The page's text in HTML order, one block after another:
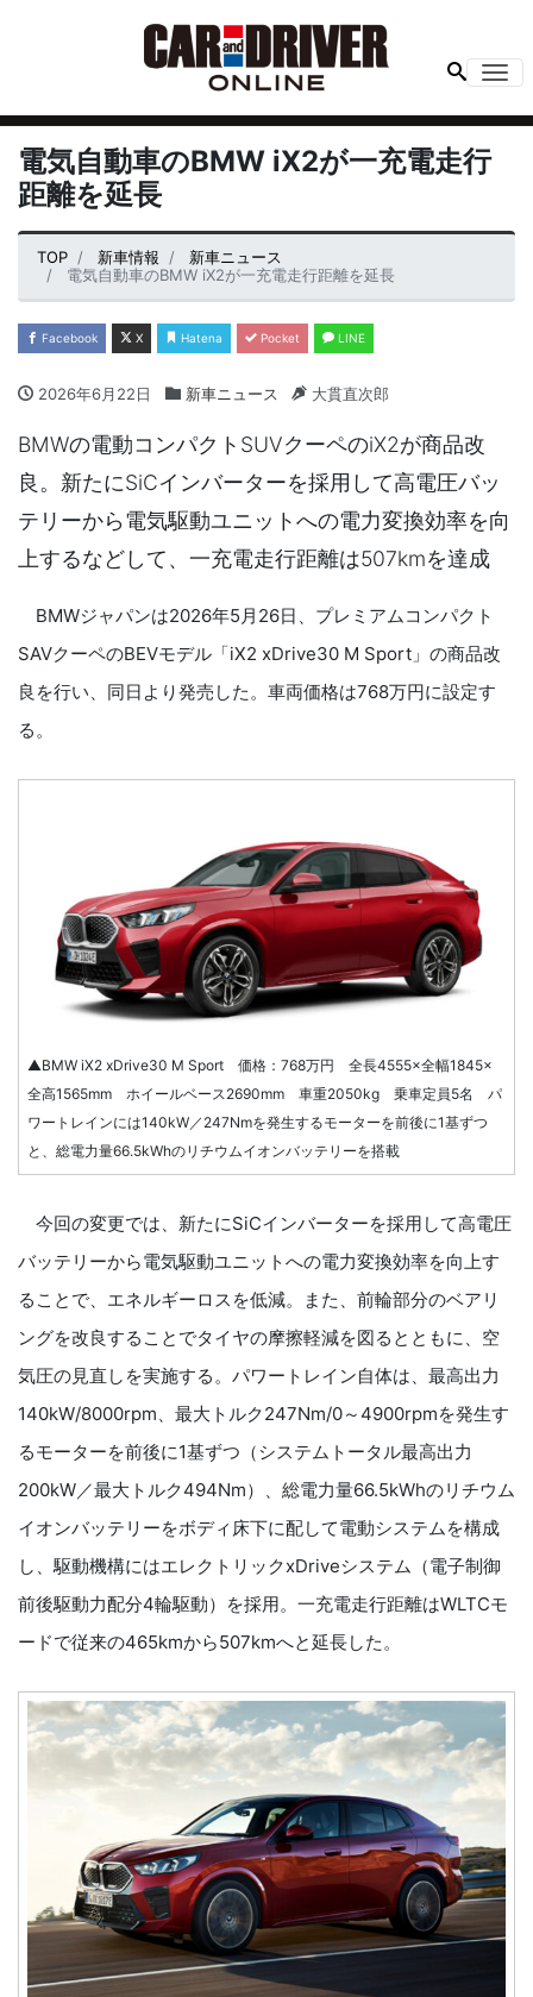
電気自動車のBMW iX2が一充電走行
距離を延長
TOP 新車情報
新車ニュース
電気自動車のBMW iX2が一充電走行距離を延長
Facebook X Hatena Pocket LINE
2026年6月22日 新車ニュース 大貫直次郎
BMWの電動コンパクトSUVクーペのiX2が商品改
良。新たにSiCインバーターを採用して高電圧バッ
テリーから電気駆動ユニットへの電力変換効率を向
上するなどして、一充電走行距離は507kmを達成
BMWジャパンは2026年5月26日、プレミアムコンパクト
SAVクーペのBEVモデル「iX2 xDrive30 M Sport」の商品改
良を行い、同日より発売した。車両価格は768万円に設定す
る。
▲BMW iX2 xDrive30 M Sport 価格：768万円 全長4555×全幅1845×
全高1565mm ホイールベース2690mm 車重2050kg 乗車定員5名 パ
ワートレインには140kW／247Nmを発生するモーターを前後に1基ずつ
と、総電力量66.5kWhのリチウムイオンバッテリーを搭載
今回の変更では、新たにSiCインバーターを採用して高電圧
バッテリーから電気駆動ユニットへの電力変換効率を向上す
ることで、エネルギーロスを低減。また、前輪部分のベアリ
ングを改良することでタイヤの摩擦軽減を図るとともに、空
気圧の見直しを実施する。パワートレイン自体は、最高出力
140kW/8000rpm、最大トルク247Nm/0～4900rpmを発生す
るモーターを前後に1基ずつ（システムトータル最高出力
200kW／最大トルク494Nm）、総電力量66.5kWhのリチウム
イオンバッテリーをボディ床下に配して電動システムを構成
し、駆動機構にはエレクトリックxDriveシステム（電子制御
前後駆動力配分4輪駆動）を採用。一充電走行距離はWLTCモ
ードで従来の465kmから507kmへと延長した。